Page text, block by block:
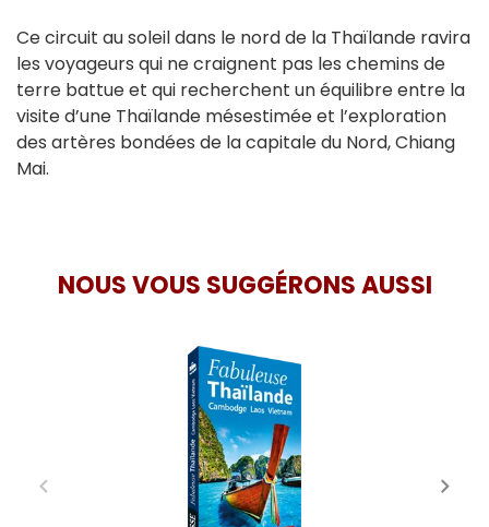
Ce circuit au soleil dans le nord de la Thaïlande ravira
les voyageurs qui ne craignent pas les chemins de
terre battue et qui recherchent un équilibre entre la
visite d’une Thaïlande mésestimée et l’exploration
des artères bondées de la capitale du Nord, Chiang
Mai.
NOUS VOUS SUGGÉRONS AUSSI